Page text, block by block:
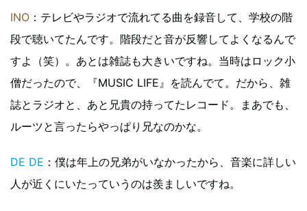
INO ：テレビやラジオで流れてる曲を録音して、学校の階
段で聴いてたんです。階段だと音が反響してよくなるんで
すよ（笑）。あとは雑誌も大きいですね。当時はロック小
僧だったので、『MUSIC LIFE』を読んでて。だから、雑
誌とラジオと、あと兄貴の持ってたレコード。まあでも、
ルーツと言ったらやっぱり兄なのかな。
DE DE ：僕は年上の兄弟がいなかったから、音楽に詳しい
人が近くにいたっていうのは羨ましいですね。